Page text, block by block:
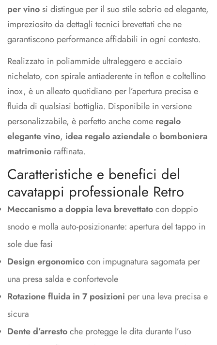
per vinosi distingue per il suo stile sobrio ed elegante,
impreziosito da dettagli tecnici brevettati che ne
garantiscono performance affidabili in ogni contesto.
Realizzato in poliammide ultraleggero e acciaio
nichelato, con spirale antiaderente in teflon e coltellino
inox, è un alleato quotidiano per l’apertura precisa e
fluida di qualsiasi bottiglia. Disponibile in versione
personalizzabile, è perfetto anche come regalo
elegante vino, idea regalo aziendaleo bomboniera
matrimonio raffinata.
Caratteristiche e benefici del
cavatappi professionale Retro
Meccanismo a doppia leva brevettatocon doppio
snodo e molla auto-posizionante: apertura del tappo in
sole due fasi
Design ergonomicocon impugnatura sagomata per
una presa salda e confortevole
Rotazione fluida in 7 posizioni per una leva precisa e
sicura
Dente d’arrestoche protegge le dita durante l’uso